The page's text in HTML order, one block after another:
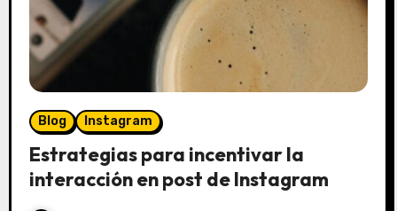
Blog Instagram
Estrategias para incentivar la
interacción en post de Instagram